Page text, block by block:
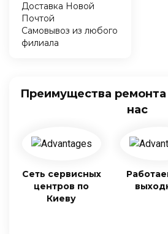
Доставка Новой
Почтой
Самовывоз из любого
филиала
Преимущества ремонта
нас
Сеть сервисных
центров по
Киеву